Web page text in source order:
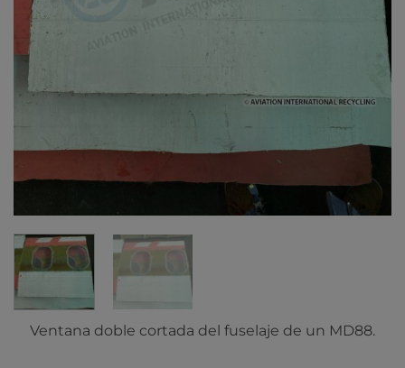
Ventana doble cortada del fuselaje de un MD88.